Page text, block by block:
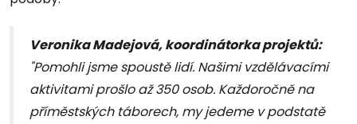
Veronika Madejová, koordinátorka projektů:
"Pomohli jsme spoustě lidí. Našimi vzdělávacími
aktivitami prošlo až 350 osob. Každoročně na
příměstských táborech, my jedeme v podstatě